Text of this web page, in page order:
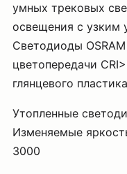
умных трековых
освещения с узким
Светодиоды
цветопередачи
глянцевого
Утопленные
Изменяемые
3000